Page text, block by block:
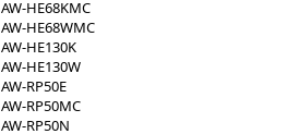
AW-HE68KMC
AW-HE68WMC
AW-HE130K
AW-HE130W
AW-RP50E
AW-RP50MC
AW-RP50N